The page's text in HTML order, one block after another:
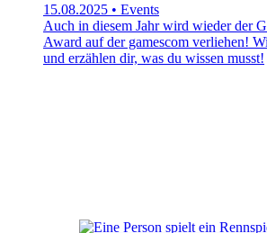
15.08.2025 • Events
Auch in diesem Jahr wird wieder der
Award auf der gamescom verliehen!
und erzählen dir, was du wissen musst!